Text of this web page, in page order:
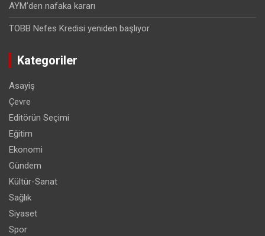
AYM’den nafaka kararı
TOBB Nefes Kredisi yeniden başlıyor
Kategoriler
Asayiş
Çevre
Editörün Seçimi
Eğitim
Ekonomi
Gündem
Kültür-Sanat
Sağlık
Siyaset
Spor